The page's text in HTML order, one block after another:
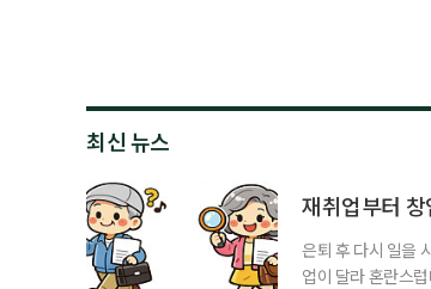
최신 뉴스
재취업부터
은퇴 후 다시 일을
업이 달라 혼란스